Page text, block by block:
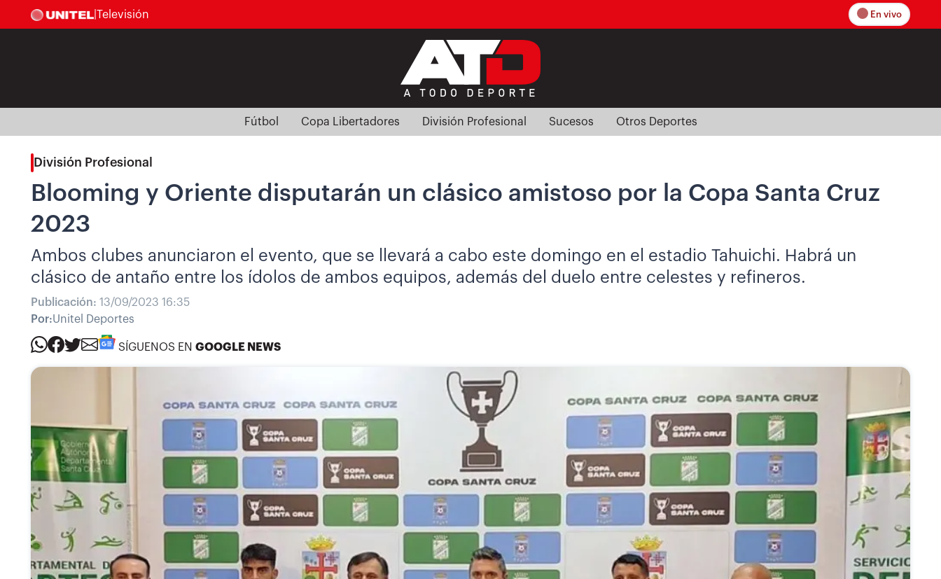
Televisión En vivo
Fútbol Copa Libertadores División Profesional Sucesos Otros Deportes
División Profesional
Blooming y Oriente disputarán un clásico amistoso por la Copa Santa Cruz
2023
Ambos clubes anunciaron el evento, que se llevará a cabo este domingo en el estadio Tahuichi. Habrá un
clásico de antaño entre los ídolos de ambos equipos, además del duelo entre celestes y refineros.
Publicación: 13/09/2023 16:35
Por:Unitel Deportes
SÍGUENOS EN GOOGLE NEWS